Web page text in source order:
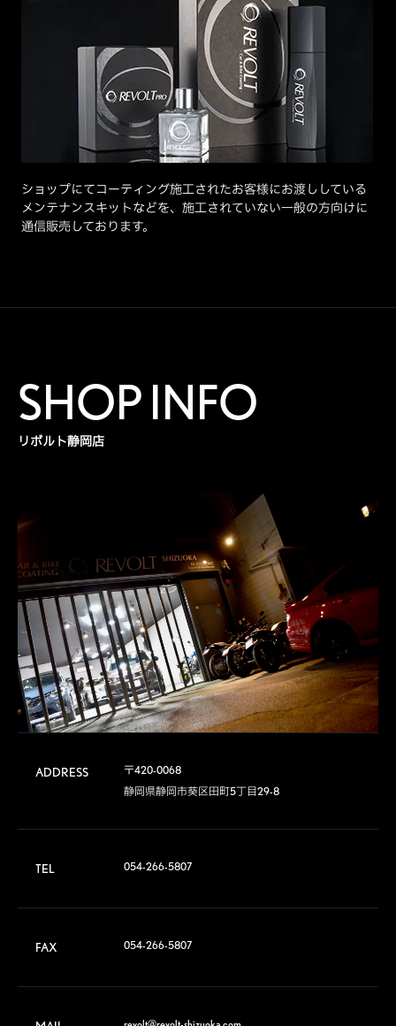
ショップにてコーティング施工されたお客様にお渡ししている
メンテナンスキットなどを、施工されていない一般の方向けに
通信販売しております。
SHOP INFO
リボルト静岡店
ADDRESS
〒420-0068
静岡県静岡市葵区田町5丁目29-8
TEL 054-266-5807
FAX 054-266-5807